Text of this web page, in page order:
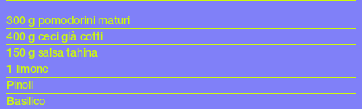
300 g pomodorini maturi
400 g ceci già cotti
150 g salsa tahina
1 limone
Pinoli
Basilico